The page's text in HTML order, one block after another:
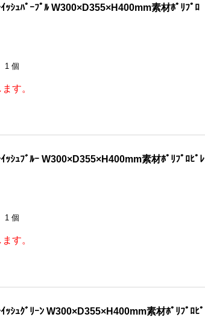
ｼｭﾊﾟｰﾌﾟﾙ W300×D355×H400mm素材ﾎﾟﾘﾌﾟﾛ
1 個
す。
ｼｭﾌﾞﾙｰ W300×D355×H400mm素材ﾎﾟﾘﾌﾟﾛﾋﾟﾚ
1 個
す。
ｼｭｸﾞﾘｰﾝ W300×D355×H400mm素材ﾎﾟﾘﾌﾟﾛﾋﾟ